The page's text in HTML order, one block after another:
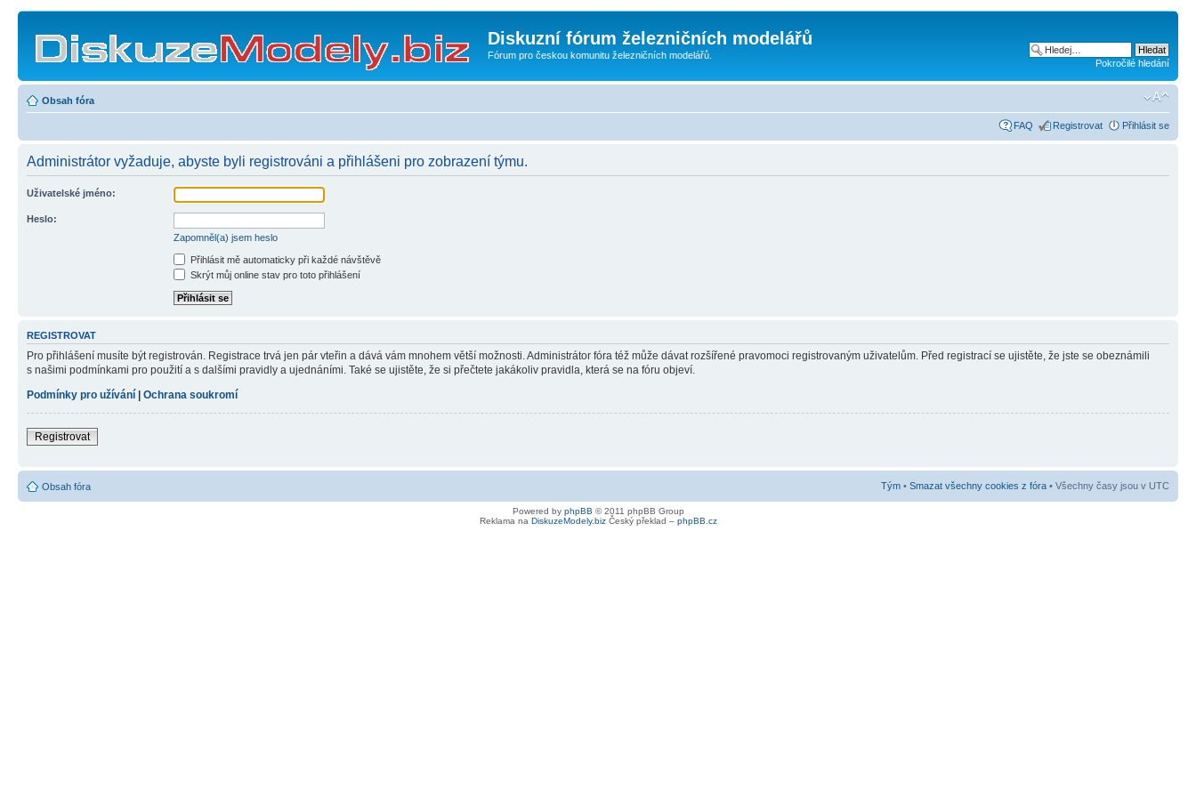
Diskuzní fórum železničních modelářů
Fórum pro českou komunitu železničních modelářů.
Pokročilé hledání
Obsah fóra
FAQ Registrovat Přihlásit se
Administrátor vyžaduje, abyste byli registrováni a přihlášeni pro zobrazení týmu.
Uživatelské jméno:
Heslo:
Zapomněl(a) jsem heslo
Přihlásit mě automaticky při každé návštěvě
Skrýt můj online stav pro toto přihlášení
REGISTROVAT
Pro přihlášení musíte být registrován. Registrace trvá jen pár vteřin a dává vám mnohem větší možnosti. Administrátor fóra též může dávat rozšířené pravomoci registrovaným uživatelům. Před registrací se ujistěte, že jste se obeznámili
s našimi podmínkami pro použití a s dalšími pravidly a ujednáními. Také se ujistěte, že si přečtete jakákoliv pravidla, která se na fóru objeví.
Podmínky pro užívání
Ochrana soukromí
Registrovat
Obsah fóra Tým • Smazat všechny cookies z fóra • Všechny časy jsou v UTC
Powered by phpBB © 2011 phpBB Group
Reklama na DiskuzeModely.bizČeský překlad – phpBB.cz